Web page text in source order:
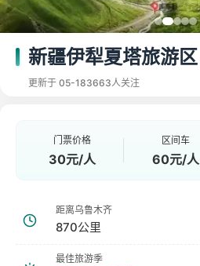
新疆伊犁夏塔旅游区
更新于 05-183663人关注
门票价格
30元/人
区间车
60元/人
距离乌鲁木齐
870公里
最佳旅游季